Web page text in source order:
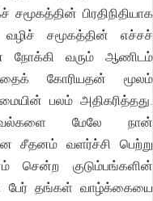
பிரதிநிதியாக
சமூகத்தின் எச்சச்
நோக்கி வரும் ஆணிடம்
கோரியதன் மூலம்
பலம் அதிகரித்தது.
மேலே நான்
சீதனம் வளர்ச்சி பெற்று
சென்ற குடும்பங்களின்
பேர் தங்கள் வாழ்க்கையை